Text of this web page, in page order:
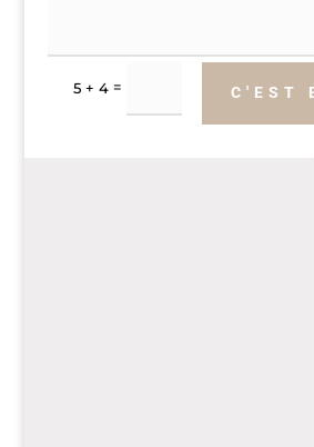
5 + 4 = C'EST
Alternative: